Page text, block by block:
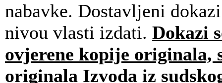
nabavke. Dostavljeni
nivou vlasti izdati. Dokazi
ovjerene kopije originala,
originala Izvoda iz